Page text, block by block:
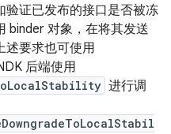
验证已发布的接口是否被冻
binder 对象，在将其发送
述要求也可使用
后端使用
进行调